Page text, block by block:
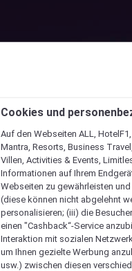
Cookies und
Auf den Webseiten ALL,
Mantra, Resorts, Business
Villen, Activities & Events,
Informationen auf Ihrem
Webseiten zu gewährleisten
(diese können nicht abgelehnt
personalisieren; (iii) die
einen "Cashback“-Service
Interaktion mit sozialen
um Ihnen gezielte Werbung
usw.) zwischen diesen